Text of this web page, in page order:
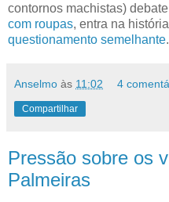
contornos machistas)
com roupas, entra na
questionamento semelhante.
Anselmo às 11:02 4
Compartilhar
Pressão sobre os
Palmeiras